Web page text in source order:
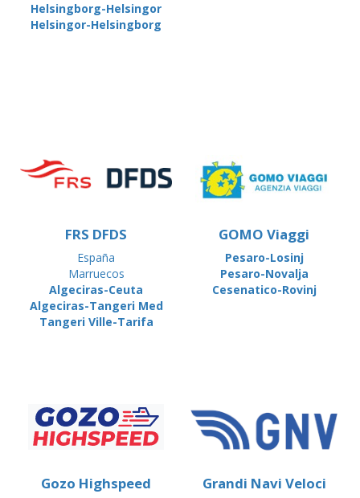
Helsingborg-Helsingor
Helsingor-Helsingborg
FRS DFDS
España
Marruecos
Algeciras-Ceuta
Algeciras-Tangeri Med
Tangeri Ville-Tarifa
GOMO Viaggi
Pesaro-Losinj
Pesaro-Novalja
Cesenatico-Rovinj
Gozo Highspeed Grandi Navi Veloci